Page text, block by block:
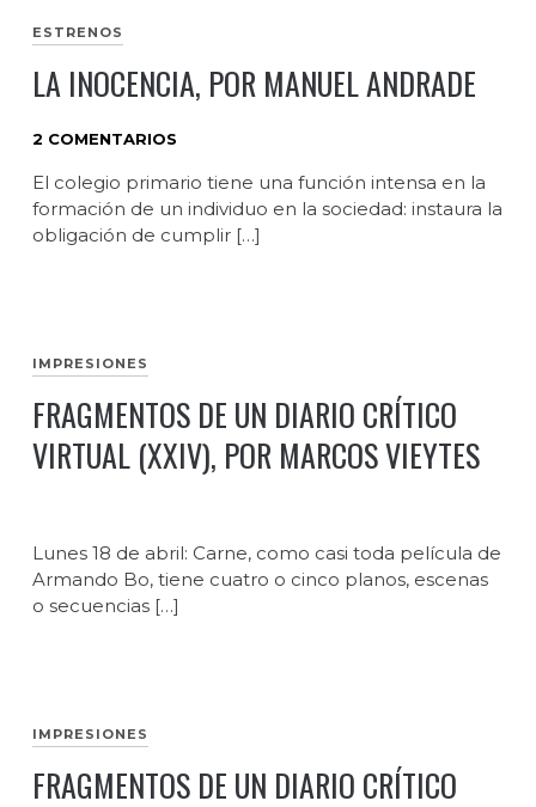
ESTRENOS
LA INOCENCIA, POR MANUEL ANDRADE
2 COMENTARIOS
El colegio primario tiene una función intensa en la
formación de un individuo en la sociedad: instaura la
obligación de cumplir […]
IMPRESIONES
FRAGMENTOS DE UN DIARIO CRÍTICO
VIRTUAL (XXIV), POR MARCOS VIEYTES
Lunes 18 de abril: Carne, como casi toda película de
Armando Bo, tiene cuatro o cinco planos, escenas
o secuencias […]
IMPRESIONES
FRAGMENTOS DE UN DIARIO CRÍTICO